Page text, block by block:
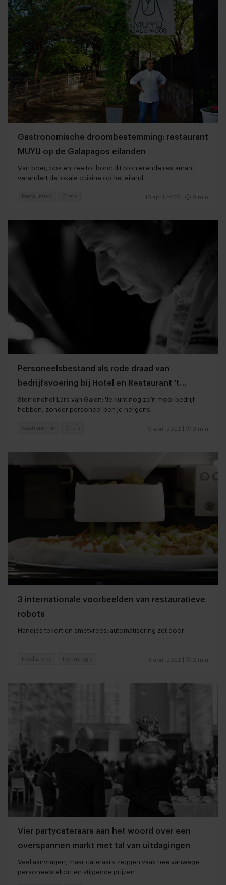
Gastronomische droombestemming: restaurant
MUYU op de Galapagos eilanden
Van boer, bos en zee tot bord; dit pionierende restaurant
verandert de lokale cuisine op het eiland
10 april 2022 9 min
Restaurants Chefs
Personeelsbestand als rode draad van
bedrijfsvoering bij Hotel en Restaurant ‘t
Lansink* in Hengelo
Sterrenchef Lars van Galen: 'Je kunt nog zo’n mooi bedrijf
hebben, zonder personeel ben je nergens'
9 april 2022 3 min
Gastronomie Chefs
3 internationale voorbeelden van restauratieve
robots
Handjes tekort en smetvrees: automatisering zet door
8 april 2022 2 min
Foodservice Technologie
Vier partycateraars aan het woord over een
overspannen markt met tal van uitdagingen
Veel aanvragen, maar cateraars zeggen vaak nee vanwege
personeelstekort en stijgende prijzen